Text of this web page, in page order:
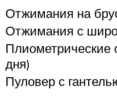
Отжимания на
Отжимания с
Плиометрические
дня)
Пуловер с